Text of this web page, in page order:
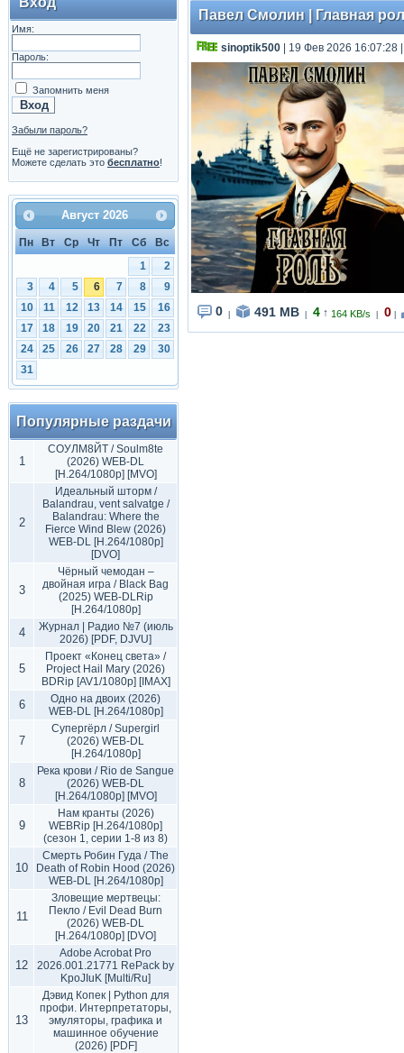
Имя:
Пароль:
Запомнить меня
Забыли пароль?
Ещё не зарегистрированы?
Можете сделать это бесплатно!
Август 2026
Пн Вт Ср Чт Пт Сб
Вс
1
2
3
4 5 6 7 8
9
10
11 12 13 14 15
16
17
18 19 20 21 22
23
24
25 26 27 28 29
30
31
Популярные раздачи
1
СОУЛМ8ЙТ / Soulm8te
(2026) WEB-DL
[H.264/1080p] [MVO]
2
Идеальный шторм /
Balandrau, vent salvatge /
Balandrau: Where the
Fierce Wind Blew (2026)
WEB-DL [H.264/1080p]
[DVO]
3
Чёрный чемодан –
двойная игра / Black Bag
(2025) WEB-DLRip
[H.264/1080p]
4
Журнал | Радио №7 (июль
2026) [PDF, DJVU]
5
Проект «Конец света» /
Project Hail Mary (2026)
BDRip [AV1/1080p] [IMAX]
6
Одно на двоих (2026)
WEB-DL [H.264/1080p]
7
Супергёрл / Supergirl
(2026) WEB-DL
[H.264/1080p]
8
Река крови / Rio de Sangue
(2026) WEB-DL
[H.264/1080p] [MVO]
9
Нам кранты (2026)
WEBRip [H.264/1080p]
(сезон 1, серии 1-8 из 8)
10
Смерть Робин Гуда / The
Death of Robin Hood (2026)
WEB-DL [H.264/1080p]
11
Зловещие мертвецы:
Пекло / Evil Dead Burn
(2026) WEB-DL
[H.264/1080p] [DVO]
12
Adobe Acrobat Pro
2026.001.21771 RePack by
KpoJIuK [Multi/Ru]
13
Дэвид Копек | Python для
профи. Интерпретаторы,
эмуляторы, графика и
машинное обучение
(2026) [PDF]
Павел Смолин | Главная
sinoptik500 | 19 Фев 2026 16:07:28
0 491 MB 4 ↑ 164 KB/s 0